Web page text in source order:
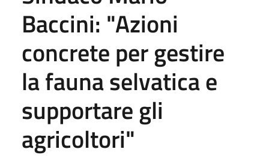
Baccini: "Azioni
concrete per gestire
la fauna selvatica e
supportare gli
agricoltori"